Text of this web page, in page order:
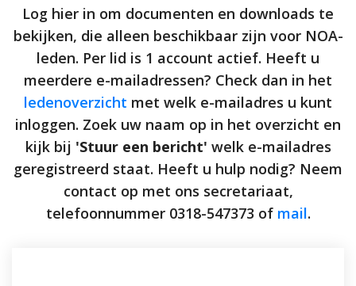
Log hier in om documenten en downloads te
bekijken, die alleen beschikbaar zijn voor NOA-
leden. Per lid is 1 account actief. Heeft u
meerdere e-mailadressen? Check dan in het
ledenoverzicht met welk e-mailadres u kunt
inloggen. Zoek uw naam op in het overzicht en
kijk bij 'Stuur een bericht' welk e-mailadres
geregistreerd staat. Heeft u hulp nodig? Neem
contact op met ons secretariaat,
telefoonnummer 0318-547373 of mail.